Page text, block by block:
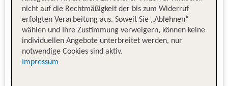
nicht auf die Rechtmäßigkeit der bis zum Widerruf
erfolgten Verarbeitung aus. Soweit Sie „Ablehnen“
wählen und Ihre Zustimmung verweigern, können keine
individuellen Angebote unterbreitet werden, nur
notwendige Cookies sind aktiv.
Impressum